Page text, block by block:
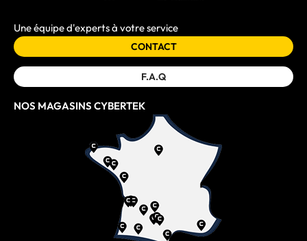
Une équipe d'experts à votre service
CONTACT
F.A.Q
NOS MAGASINS CYBERTEK